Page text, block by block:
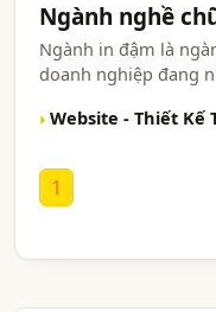
Ngành nghề
Ngành in đậm là
doanh nghiệp đang
Website - Thiết Kế
1